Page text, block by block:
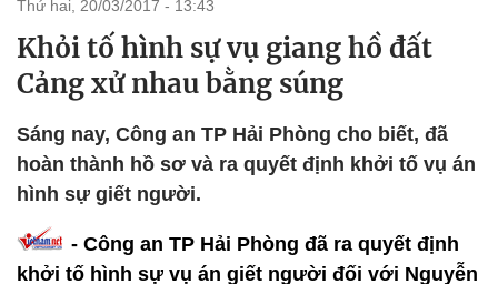
thứ hai, 20/03/2017 - 13:43
Khỏi tố hình sự vụ giang hồ đất
Cảng xử nhau bằng súng
Sáng nay, Công an TP Hải Phòng cho biết, đã
hoàn thành hồ sơ và ra quyết định khởi tố vụ án
hình sự giết người.
- Công an TP Hải Phòng đã ra quyết định
khởi tố hình sự vụ án giết người đối với Nguyễn